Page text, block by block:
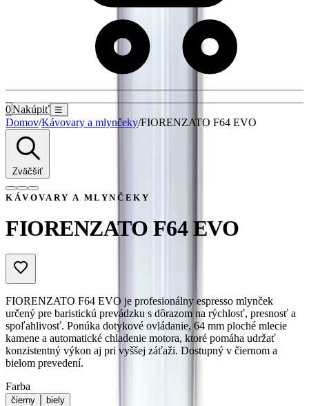
0Nakúpiť ☰
Domov/Kávovary a mlynčeky/FIORENZATO F64 EVO
Zväčšiť
KÁVOVARY A MLYNČEKY
FIORENZATO F64 EVO
FIORENZATO F64 EVO je profesionálny espresso mlynček
určený pre baristickú prevádzku s dôrazom na rýchlosť, presnosť a
spoľahlivosť. Ponúka dotykové ovládanie, 64 mm ploché mlecie
kamene a automatické chladenie motora, ktoré pomáha udržať
konzistentný výkon aj pri vyššej záťaži. Dostupný v čiernom a
bielom prevedení.
Farba
čierny biely